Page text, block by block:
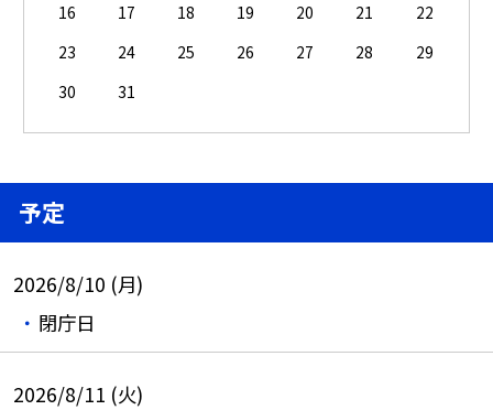
16
17 18 19 20 21
22
23
24 25 26 27 28
29
30
31
予定
2026/8/10 (月)
閉庁日
2026/8/11 (火)